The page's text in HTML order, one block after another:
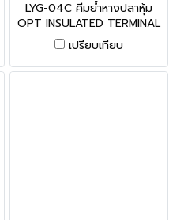
LYG-04C คีมย้ำหางปลาหุ้ม
OPT INSULATED TERMINAL
CRIMPING TOOLS
เปรียบเทียบ